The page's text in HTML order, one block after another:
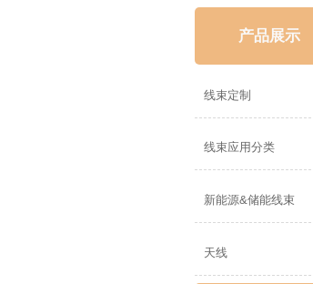
产品展示
线束定制
线束应用分类
新能源&储能线束
天线